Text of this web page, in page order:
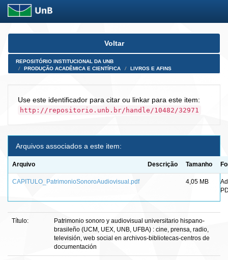
Skip
Voltar
REPOSITÓRIO INSTITUCIONAL DA UNB
PRODUÇÃO ACADÊMICA E CIENTÍFICA
LIVROS E AFINS
Use este identificador para citar ou linkar para este item:
http://repositorio.unb.br/handle/10482/32971
Arquivos associados a este item:
Arquivo Descrição Tamanho
CAPITULO_PatrimonioSonoroAudiovisual.pdf 4,05 MB
Título:
Patrimonio sonoro y audiovisual universitario hispano-
brasileño (UCM, UEX, UNB, UFBA) : cine, prensa, radio,
televisión, web social en archivos-bibliotecas-centros de
documentación